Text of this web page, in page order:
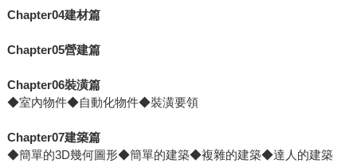
Chapter04建材篇
Chapter05營建篇
Chapter06裝潢篇
◆室內物件◆自動化物件◆裝潢要領
Chapter07建築篇
◆簡單的3D幾何圖形◆簡單的建築◆複雜的建築◆達人的建築